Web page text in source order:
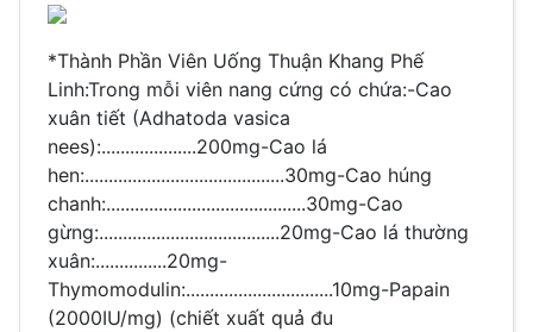
*Thành Phần Viên Uống Thuận Khang Phế
Linh:Trong mỗi viên nang cứng có chứa:-Cao
xuân tiết (Adhatoda vasica
nees):....................200mg-Cao lá
hen:..........................................30mg-Cao húng
chanh:..........................................30mg-Cao
gừng:......................................20mg-Cao lá thường
xuân:...............20mg-
Thymomodulin:...............................10mg-Papain
(2000IU/mg) (chiết xuất quả đu